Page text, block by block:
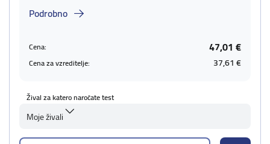
Podrobno
Cena: 47,01 €
Cena za vzreditelje: 37,61 €
Žival za katero naročate test
Moje živali